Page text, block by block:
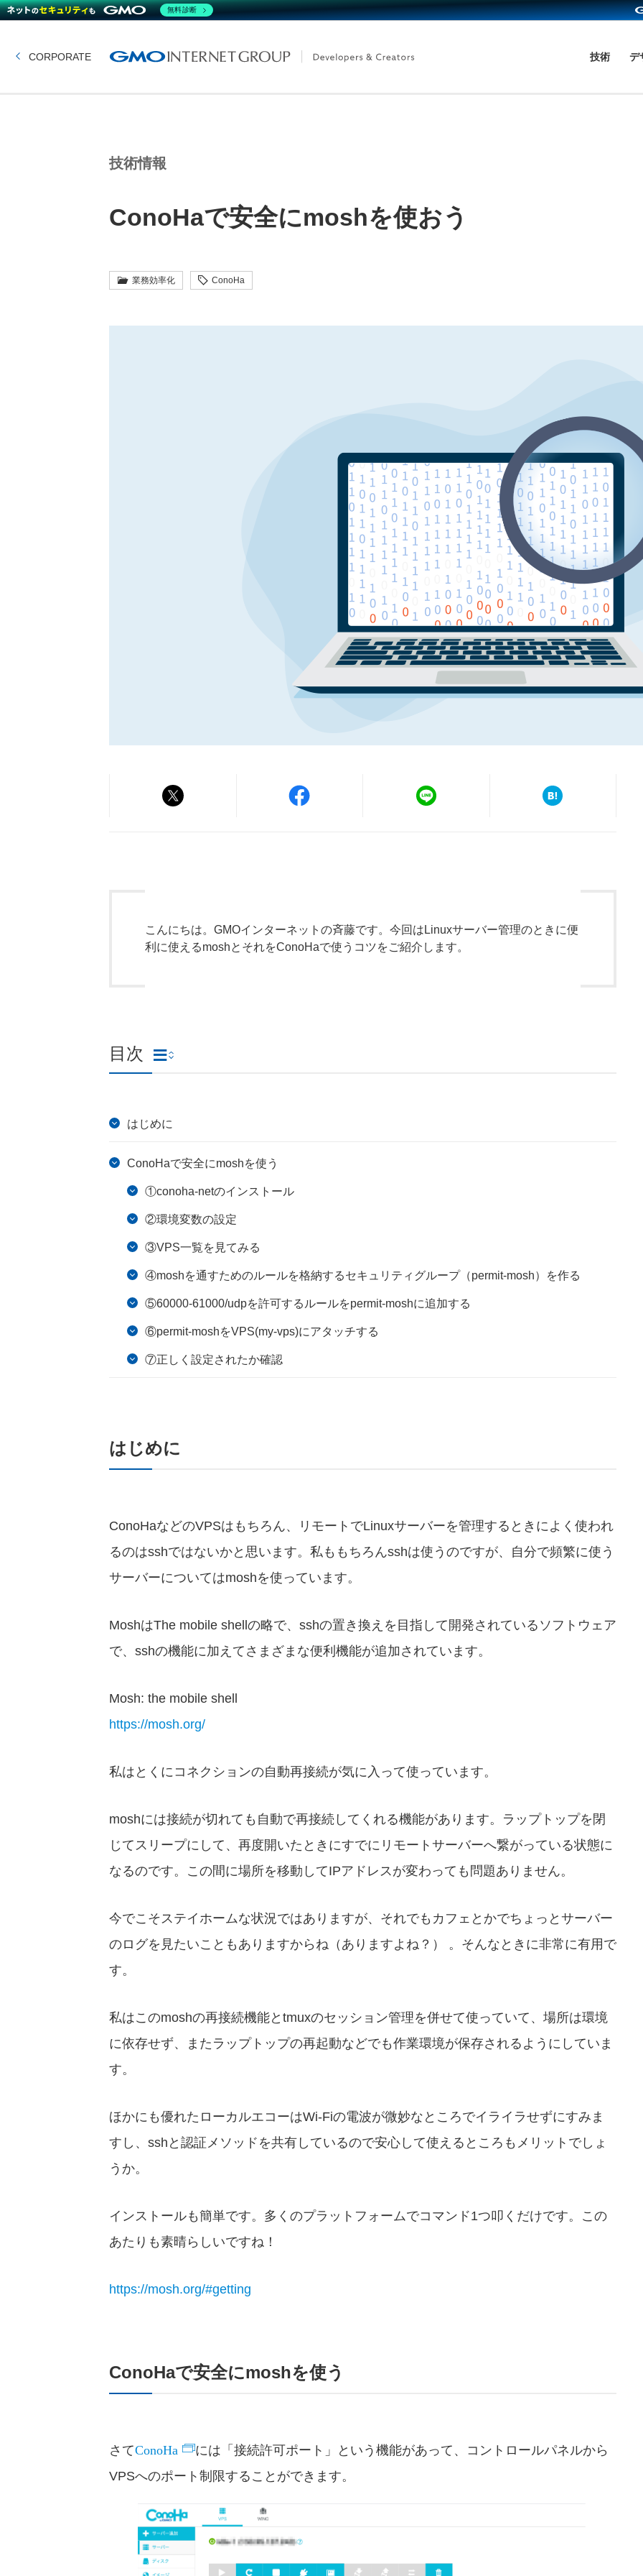
CORPORATE 技術 デ
技術情報
ConoHaで安全にmoshを使おう
業務効率化 ConoHa
こんにちは。GMOインターネットの斉藤です。今回はLinuxサーバー管理のときに便
利に使えるmoshとそれをConoHaで使うコツをご紹介します。
目次
はじめに
ConoHaで安全にmoshを使う
①conoha-netのインストール
②環境変数の設定
③VPS一覧を見てみる
④moshを通すためのルールを格納するセキュリティグループ（permit-mosh）を作る
⑤60000-61000/udpを許可するルールをpermit-moshに追加する
⑥permit-moshをVPS(my-vps)にアタッチする
⑦正しく設定されたか確認
はじめに
ConoHaなどのVPSはもちろん、リモートでLinuxサーバーを管理するときによく使われ
るのはsshではないかと思います。私ももちろんsshは使うのですが、自分で頻繁に使う
サーバーについてはmoshを使っています。
MoshはThe mobile shellの略で、sshの置き換えを目指して開発されているソフトウェア
で、sshの機能に加えてさまざまな便利機能が追加されています。
Mosh: the mobile shell
https://mosh.org/
私はとくにコネクションの自動再接続が気に入って使っています。
moshには接続が切れても自動で再接続してくれる機能があります。ラップトップを閉
じてスリープにして、再度開いたときにすでにリモートサーバーへ繋がっている状態に
なるのです。この間に場所を移動してIPアドレスが変わっても問題ありません。
今でこそステイホームな状況ではありますが、それでもカフェとかでちょっとサーバー
のログを見たいこともありますからね（ありますよね？） 。そんなときに非常に有用で
す。
私はこのmoshの再接続機能とtmuxのセッション管理を併せて使っていて、場所は環境
に依存せず、またラップトップの再起動などでも作業環境が保存されるようにしていま
す。
ほかにも優れたローカルエコーはWi-Fiの電波が微妙なところでイライラせずにすみま
すし、sshと認証メソッドを共有しているので安心して使えるところもメリットでしょ
うか。
インストールも簡単です。多くのプラットフォームでコマンド1つ叩くだけです。この
あたりも素晴らしいですね！
https://mosh.org/#getting
ConoHaで安全にmoshを使う
さてConoHa
には「接続許可ポート」という機能があって、コントロールパネルから
VPSへのポート制限することができます。
無料診断